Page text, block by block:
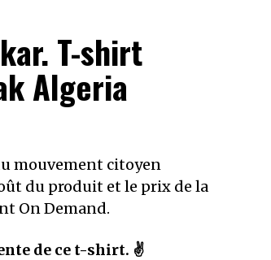
T-shirt
Algeria
mouvement citoyen
du produit et le prix de la
On Demand.
de ce t-shirt. ✌️